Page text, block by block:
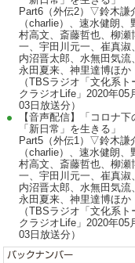
Part6（外伝2）▽鈴木謙
（charlie）、速水健朗、
村高文、斎藤哲也、柳瀬
一、宇田川元一、崔真淑、
内沼晋太郎、水無田気流、
永田夏来、神里達博ほか
（TBSラジオ「文化系ト
クラジオLife」2020年05
03日放送分）
【音声配信】「コロナ下
「新日常」を生きる」
Part5（外伝1）▽鈴木謙
（charlie）、速水健朗、
村高文、斎藤哲也、柳瀬
一、宇田川元一、崔真淑、
内沼晋太郎、水無田気流、
永田夏来、神里達博ほか
（TBSラジオ「文化系ト
クラジオLife」2020年05
03日放送分）